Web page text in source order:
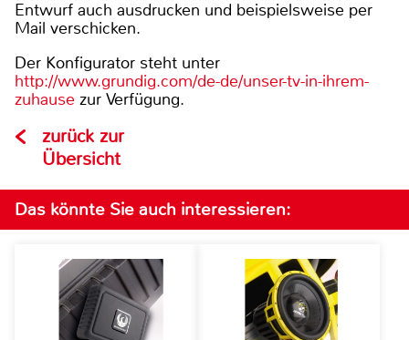
Entwurf auch ausdrucken und beispielsweise per
Mail verschicken.
Der Konfigurator steht unter
http://www.grundig.com/de-de/unser-tv-in-ihrem-
zuhause zur Verfügung.
zurück zur
Übersicht
Das könnte Sie auch interessieren: